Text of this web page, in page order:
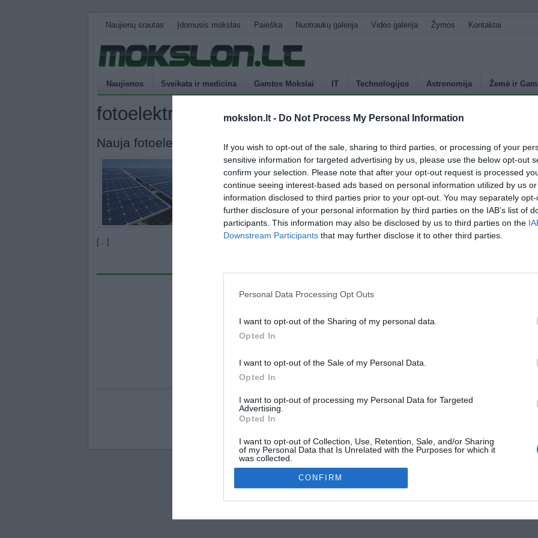
mokslon.lt - Do Not Process My Personal Information
If you wish to opt-out of the sale, sharing to third parties, or processing of your
sensitive information for targeted advertising by us, please use the below opt-out
confirm your selection. Please note that after your opt-out request is processed
continue seeing interest-based ads based on personal information utilized by us
information disclosed to third parties prior to your opt-out. You may separately
further disclosure of your personal information by third parties on the IAB’s list of
participants. This information may also be disclosed by us to third parties on the
Downstream Participants that may further disclose it to other third parties.
Personal Data Processing Opt Outs
I want to opt-out of the Sharing of my personal data.
Opted In
I want to opt-out of the Sale of my Personal Data.
Opted In
I want to opt-out of processing my Personal Data for Targeted
Advertising.
Opted In
I want to opt-out of Collection, Use, Retention, Sale, and/or Sharing
of my Personal Data that Is Unrelated with the Purposes for which it
was collected.
Opted Out
CONFIRM
Naujienų srautas Įdomusis mokslas Paieška Nuotraukų galerija Video galerija Žymos Kontaktai
Naujienos Sveikata ir medicina Gamtos Mokslai IT Technologijos Astronomija Žemė ir
fotoelektrinė medžiaga
Nauja fotoelektrinė medžiaga pakeis dabar naudojamus saulės elementus
Japonijos laikraštis „Yomiuri Shimbun“ paskelbė, kad „Mitsubishi Chemical Holdings Corp.“
planuoja jau 2013 metais pradėti naujo tipo apdailos medžiagos gamybą. Tai bus
fotoelektrinė organinė medžiaga, kuria galima padengti pastatų išorines sienas, ir kuri
Saulės šviesą konvertuos į elektros energiją. Skirtingai nuo tradicinių saulės elementų
plokščių, kurios paprastai montuojamos ant pastatų stogų ar specialiose aikštelėse, nauja
[…]
MOKSLON.LT © 2011
Visos teisės saugomos. Mokslon.lt © 2011. Kopijuoti, dauginti bei platinti galima tik gavus